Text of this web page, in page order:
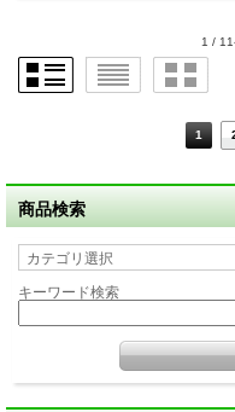
1 / 11
1
商品検索
キーワード検索